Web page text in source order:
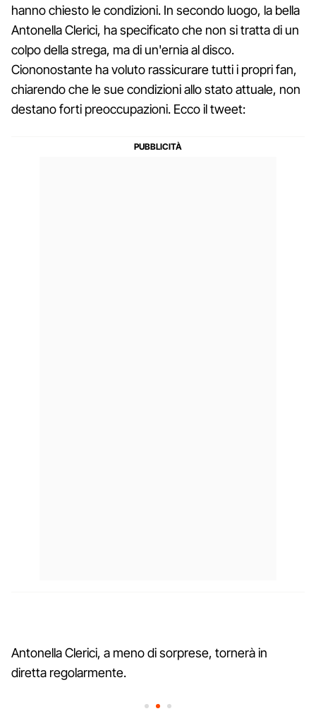
hanno chiesto le condizioni. In secondo luogo, la bella
Antonella Clerici, ha specificato che non si tratta di un
colpo della strega, ma di un'ernia al disco.
Ciononostante ha voluto rassicurare tutti i propri fan,
chiarendo che le sue condizioni allo stato attuale, non
destano forti preoccupazioni. Ecco il tweet:
Antonella Clerici, a meno di sorprese, tornerà in
diretta regolarmente.